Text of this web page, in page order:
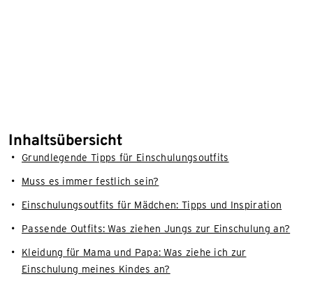
Inhaltsübersicht
Grundlegende Tipps für Einschulungsoutfits
Muss es immer festlich sein?
Einschulungsoutfits für Mädchen: Tipps und Inspiration
Passende Outfits: Was ziehen Jungs zur Einschulung an?
Kleidung für Mama und Papa: Was ziehe ich zur
Einschulung meines Kindes an?